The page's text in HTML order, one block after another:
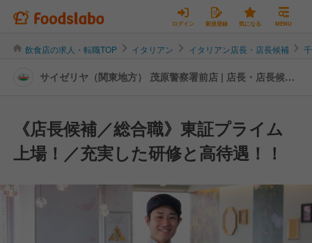
ログイン 新規登録 気になる MENU
飲食店の求人・転職TOP イタリアン イタリアン店長・店長候補
サイゼリヤ（関東地方） 茂原警察署前店 | 店長・店長候補
《店長候補／総合職》東証プライム
上場！／充実した研修と高待遇！！